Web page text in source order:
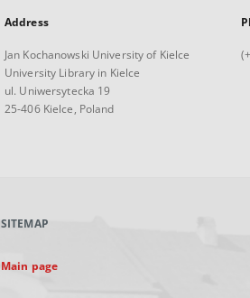
Address
Jan Kochanowski University of Kielce
University Library in Kielce
ul. Uniwersytecka 19
25-406 Kielce, Poland
SITEMAP
Main page